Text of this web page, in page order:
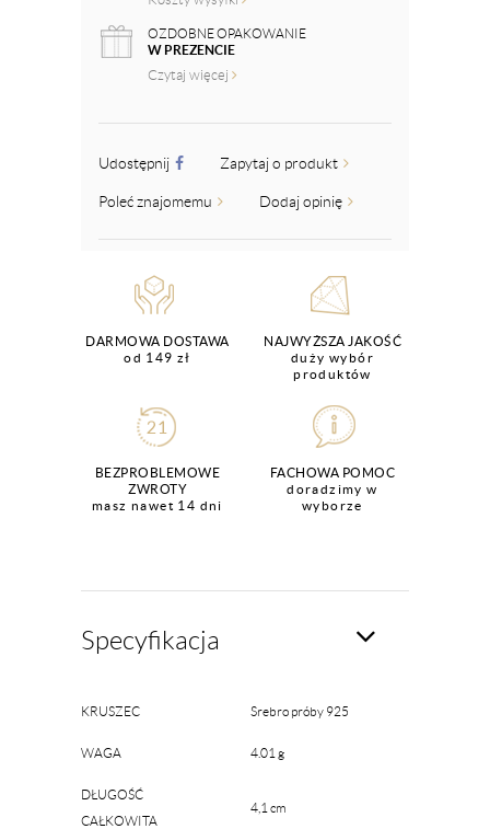
OZDOBNE OPAKOWANIE
W PREZENCIE
Czytaj więcej
Udostępnij Zapytaj o produkt
Poleć znajomemu Dodaj opinię
DARMOWA DOSTAWA
od 149 zł
NAJWYŻSZA JAKOŚĆ
duży wybór
produktów
BEZPROBLEMOWE
ZWROTY
masz nawet 14 dni
FACHOWA POMOC
doradzimy w
wyborze
Specyfikacja
KRUSZEC Srebro próby 925
WAGA 4.01 g
DŁUGOŚĆ
CAŁKOWITA
4,1 cm